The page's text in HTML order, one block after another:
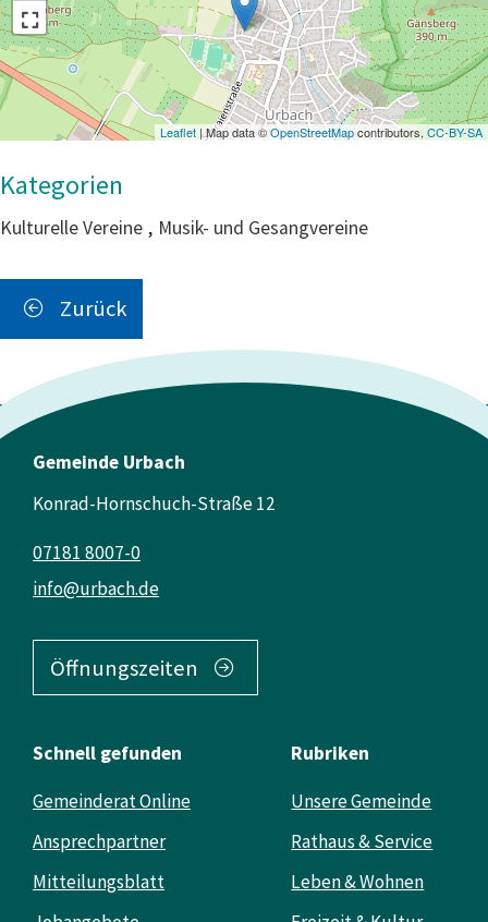
Leaflet | Map data ©OpenStreetMapcontributors, CC-BY-SA
Kulturelle Vereine , Musik- und Gesangvereine
Zurück
Gemeinde Urbach
Konrad-Hornschuch-Straße 12
info@urbach.de
07181 8007-0
Öffnungszeiten
Schnell gefunden
Gemeinderat Online
Ansprechpartner
Mitteilungsblatt
Rubriken
Unsere Gemeinde
Rathaus & Service
Leben & Wohnen